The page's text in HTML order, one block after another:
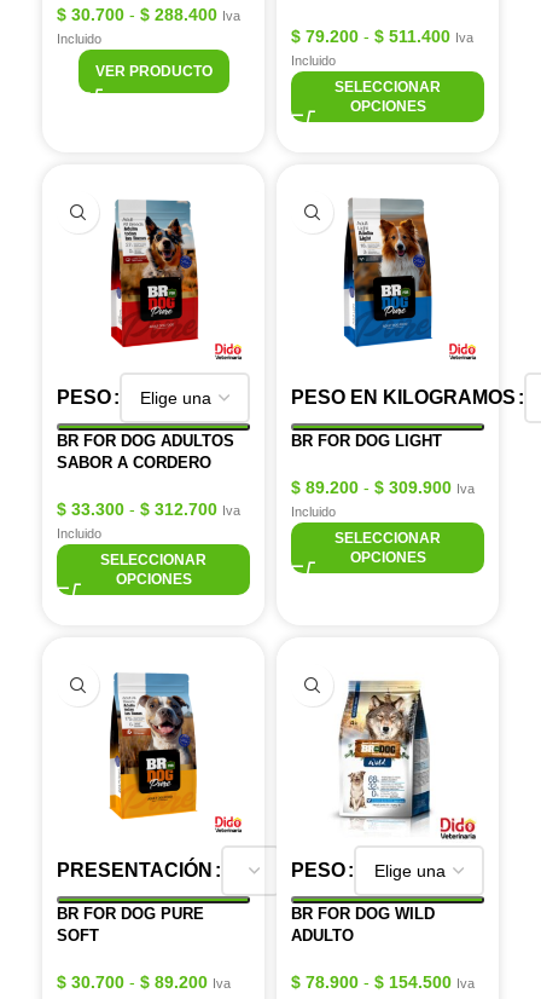
$ 30.700 - $ 288.400 Iva
Incluido
VER PRODUCTO
$ 79.200 - $ 511.400 Iva
Incluido
SELECCIONAR
OPCIONES
PESO
BR FOR DOG ADULTOS
SABOR A CORDERO
$ 33.300 - $ 312.700 Iva
Incluido
SELECCIONAR
OPCIONES
PESO EN KILOGRAMOS
BR FOR DOG LIGHT
$ 89.200 - $ 309.900 Iva
Incluido
SELECCIONAR
OPCIONES
PRESENTACIÓN
BR FOR DOG PURE
SOFT
$ 30.700 - $ 89.200 Iva
PESO
BR FOR DOG WILD
ADULTO
$ 78.900 - $ 154.500 Iva